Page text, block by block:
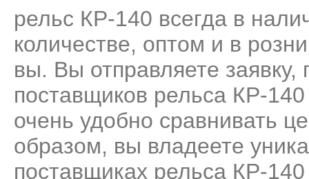
рельс КР-140 всегда в
количестве, оптом и в
вы. Вы отправляете заявку,
поставщиков рельса КР-
очень удобно сравнивать
образом, вы владеете
поставщиках рельса КР-